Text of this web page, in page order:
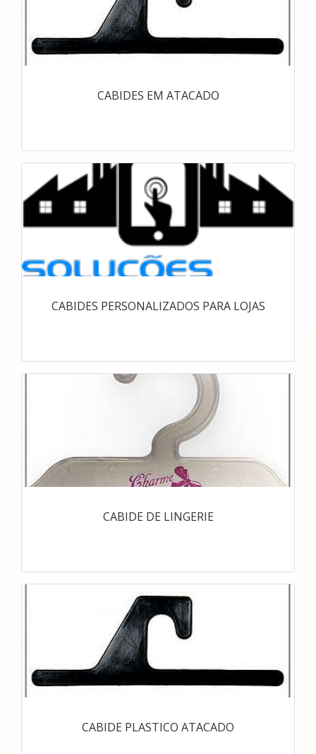
CABIDES EM ATACADO
CABIDES PERSONALIZADOS PARA LOJAS
CABIDE DE LINGERIE
CABIDE PLASTICO ATACADO